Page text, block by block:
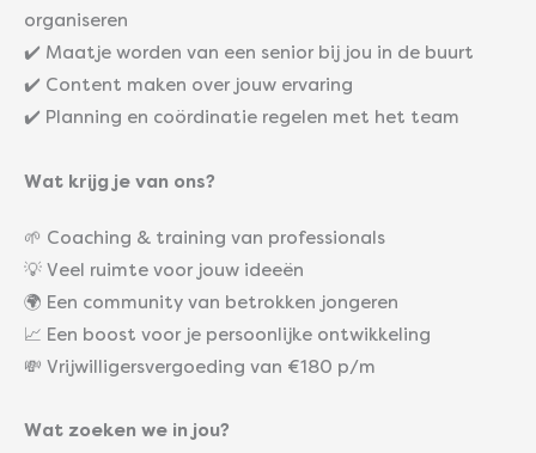
organiseren
✔️ Maatje worden van een senior bij jou in de buurt
✔️ Content maken over jouw ervaring
✔️ Planning en coördinatie regelen met het team
Wat krijg je van ons?
🌱 Coaching & training van professionals
💡 Veel ruimte voor jouw ideeën
🌍 Een community van betrokken jongeren
📈 Een boost voor je persoonlijke ontwikkeling
💸 Vrijwilligersvergoeding van €180 p/m
Wat zoeken we in jou?